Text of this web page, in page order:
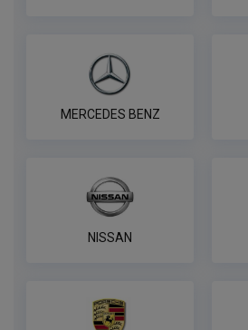
Розетка
ПОД ЗАКАЗ ОТ 14
по запросу
MERCEDES BENZ
NISSAN